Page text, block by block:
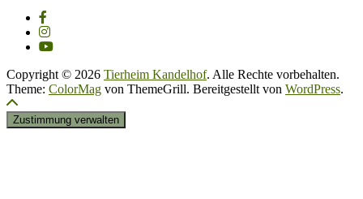
Copyright © 2026 Tierheim Kandelhof. Alle Rechte vorbehalten.
Theme: ColorMag von ThemeGrill. Bereitgestellt von WordPress.
Zustimmung verwalten